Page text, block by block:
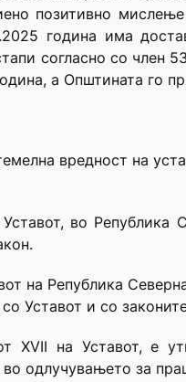
позитивно
година има
согласно со член
а Општината го
вредност на
во Република
на Република
Уставот и со
XVII на Уставот, е
во одлучувањето за